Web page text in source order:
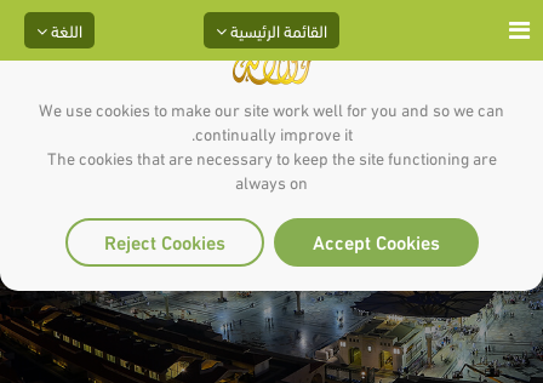
We use cookies to make our site work well for you and so we can
continually improve it.
The cookies that are necessary to keep the site functioning are
always on
Accept Cookies
Reject Cookies
اللغة القائمة الرئيسية
أَرْكَانِ الإِسْلامِ